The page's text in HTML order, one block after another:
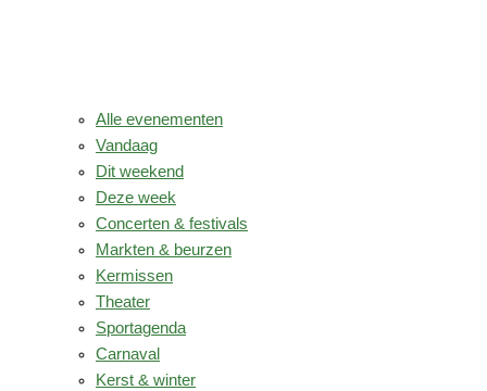
Alle evenementen
Vandaag
Dit weekend
Deze week
Concerten & festivals
Markten & beurzen
Kermissen
Theater
Sportagenda
Carnaval
Kerst & winter